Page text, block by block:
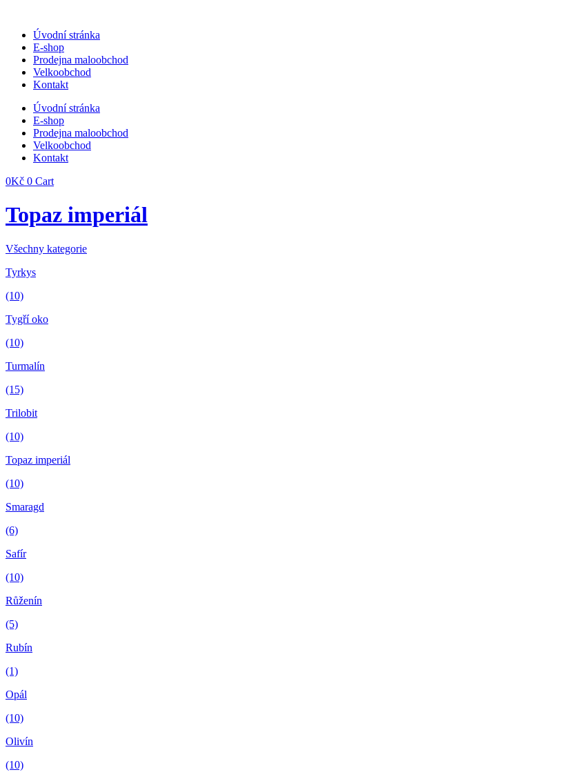
obsahuÚvodní stránka
E-shop
Prodejna maloobchod
Velkoobchod
Kontakt
Úvodní stránka
E-shop
Prodejna maloobchod
Velkoobchod
Kontakt
0Kč 0 Cart
Topaz imperiál
Všechny kategorie
Tyrkys
(10)
Tygří oko
(10)
Turmalín
(15)
Trilobit
(10)
Topaz imperiál
(10)
Smaragd
(6)
Safír
(10)
Růženín
(5)
Rubín
(1)
Opál
(10)
Olivín
(10)